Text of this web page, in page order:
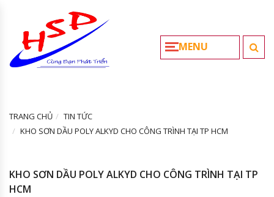
MENU
TRANG CHỦ
TIN TỨC
KHO SƠN DẦU POLY ALKYD CHO CÔNG TRÌNH TẠI TP HCM
KHO SƠN DẦU POLY ALKYD CHO CÔNG TRÌNH TẠI TP
HCM